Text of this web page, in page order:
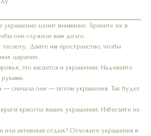
украшение ценит внимание. Храните их в
они служили вам долго.
тесноту. Дайте им пространство, чтобы
царапин.
это касается и украшений. Надевайте
— сначала они — потом украшения. Так будет
красоты ваших украшений. Избегайте их
или активный отдых? Отложите украшения в